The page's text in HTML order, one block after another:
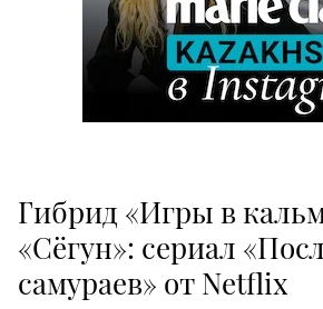
Гибрид «Игры в
«Сёгун»: сериал
самураев» от Netflix